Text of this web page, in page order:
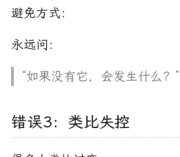
避免方式：
永远问：
“如果没有它，会发生什么？”
错误3：类比失控